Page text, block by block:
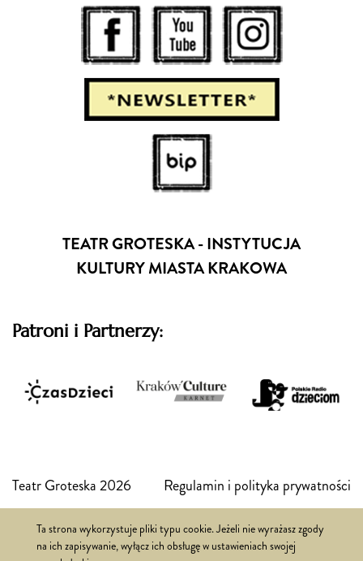
TEATR GROTESKA - INSTYTUCJA
KULTURY MIASTA KRAKOWA
Patroni i Partnerzy:
Teatr Groteska 2026 Regulamin i polityka prywatności
Realizacja:FSi
Ta strona wykorzystuje pliki typu cookie. Jeżeli nie wyrażasz zgody
na ich zapisywanie, wyłącz ich obsługę w ustawieniach swojej